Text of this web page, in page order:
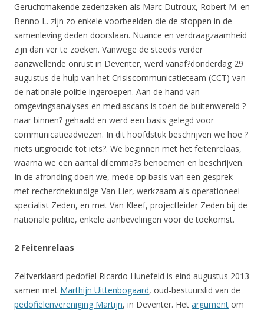
Geruchtmakende zedenzaken als Marc Dutroux, Robert M. en
Benno L. zijn zo enkele voorbeelden die de stoppen in de
samenleving deden doorslaan. Nuance en verdraagzaamheid
zijn dan ver te zoeken. Vanwege de steeds verder
aanzwellende onrust in Deventer, werd vanaf?donderdag 29
augustus de hulp van het Crisiscommunicatieteam (CCT) van
de nationale politie ingeroepen. Aan de hand van
omgevingsanalyses en mediascans is toen de buitenwereld ?
naar binnen? gehaald en werd een basis gelegd voor
communicatieadviezen. In dit hoofdstuk beschrijven we hoe ?
niets uitgroeide tot iets?. We beginnen met het feitenrelaas,
waarna we een aantal dilemma?s benoemen en beschrijven.
In de afronding doen we, mede op basis van een gesprek
met recherchekundige Van Lier, werkzaam als operationeel
specialist Zeden, en met Van Kleef, projectleider Zeden bij de
nationale politie, enkele aanbevelingen voor de toekomst.
2 Feitenrelaas
Zelfverklaard pedofiel Ricardo Hunefeld is eind augustus 2013
samen met Marthijn Uittenbogaard, oud-bestuurslid van de
pedofielenvereniging Martijn, in Deventer. Het argument om